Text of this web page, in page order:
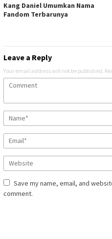
Kang Daniel Umumkan Nama
Fandom Terbarunya
Leave a Reply
Your email address will not be published.
Save my name, email, and
comment.